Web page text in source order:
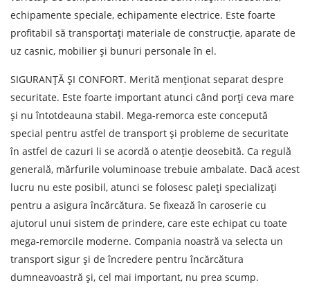
echipamente speciale, echipamente electrice. Este foarte
profitabil să transportați materiale de construcție, aparate de
uz casnic, mobilier și bunuri personale în el.
SIGURANȚĂ ȘI CONFORT. Merită menționat separat despre
securitate. Este foarte important atunci când porți ceva mare
și nu întotdeauna stabil. Mega-remorca este concepută
special pentru astfel de transport și probleme de securitate
în astfel de cazuri li se acordă o atenție deosebită. Ca regulă
generală, mărfurile voluminoase trebuie ambalate. Dacă acest
lucru nu este posibil, atunci se folosesc paleți specializați
pentru a asigura încărcătura. Se fixează în caroserie cu
ajutorul unui sistem de prindere, care este echipat cu toate
mega-remorcile moderne. Compania noastră va selecta un
transport sigur și de încredere pentru încărcătura
dumneavoastră și, cel mai important, nu prea scump.
Volumul încărcăturii
E-mail
Prin depunerea unei cereri, sunteți de acord cu
prelucrarea datelor cu caracter personal.
TRIMITE